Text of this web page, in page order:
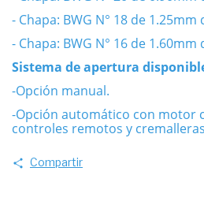
- Chapa: BWG N° 18 de 1.25mm
- Chapa: BWG N° 16 de 1.60mm
Sistema de apertura
-Opción manual.
-Opción automático con motor
controles remotos y
Compartir